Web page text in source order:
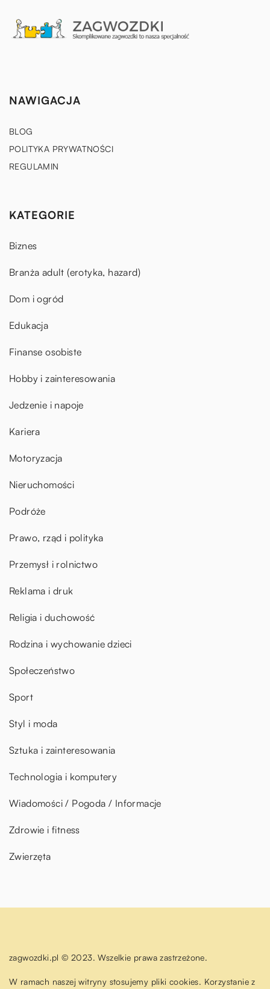
NAWIGACJA
BLOG
POLITYKA PRYWATNOŚCI
REGULAMIN
KATEGORIE
Biznes
Branża adult (erotyka, hazard)
Dom i ogród
Edukacja
Finanse osobiste
Hobby i zainteresowania
Jedzenie i napoje
Kariera
Motoryzacja
Nieruchomości
Podróże
Prawo, rząd i polityka
Przemysł i rolnictwo
Reklama i druk
Religia i duchowość
Rodzina i wychowanie dzieci
Społeczeństwo
Sport
Styl i moda
Sztuka i zainteresowania
Technologia i komputery
Wiadomości / Pogoda / Informacje
Zdrowie i fitness
Zwierzęta
zagwozdki.pl © 2023. Wszelkie prawa zastrzeżone.
W ramach naszej witryny stosujemy pliki cookies. Korzystanie z